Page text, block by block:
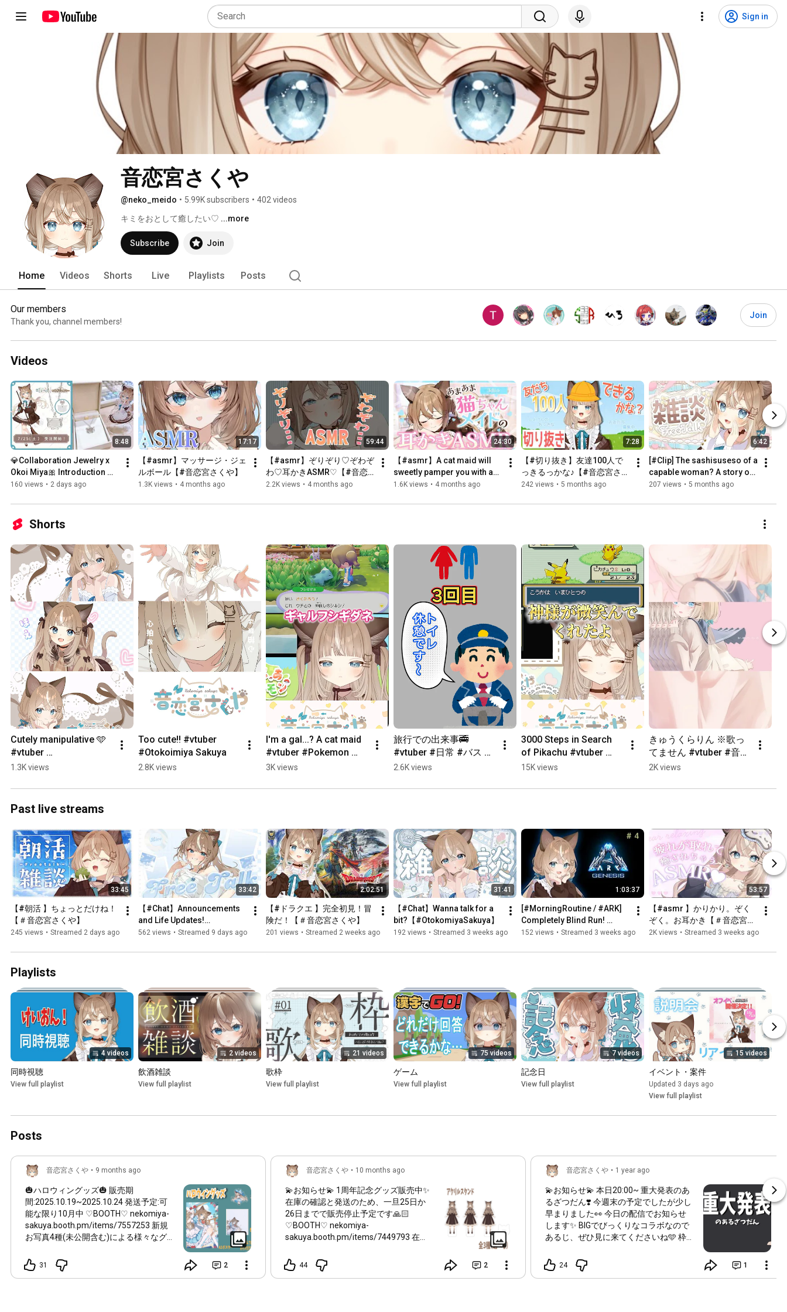
Sign in
音恋宮さくや
@neko_meido • 5.99K subscribers • 402 videos
キミをおとして癒したい♡ ...more
Subscribe Join
Home Videos Shorts Live Playlists Posts
Our members
Thank you, channel members!
Join
Videos
8:48
💎Collaboration Jewelry x
Okoi Miya🎀 Introduction
Video
160 views • 2 days ago
17:17
【#asmr】マッサージ・ジェ
ルボール【#音恋宮さくや】
1.3K views • 4 months ago
59:44
【#asmr】ぞりぞり♡ぞわぞ
わ♡耳かきASMR♡【#音恋
宮さくや】
2.2K views • 4 months ago
24:30
【#asmr】A cat maid will
sweetly pamper you with an
ear cleaning situation
1.6K views • 4 months ago
7:28
【#切り抜き】友達100人で
っきるっかな♪【#音恋宮さく
や】
242 views • 5 months ago
6:42
[#Clip] The sashisuseso of a
capable woman? A story of
a cat maid's unrequited
207 views • 5 months ago
Shorts
Cutely manipulative 🩵
#vtuber
#OtokomiyaSakuya
1.3K views
Too cute!! #vtuber
#Otokoimiya Sakuya
2.8K views
I'm a gal...? A cat maid
#vtuber #Pokemon
#Cutout
3K views
旅行での出来事🚎
#vtuber #日常 #バス #
音恋宮さくや
2.6K views
3000 Steps in Search
of Pikachu #vtuber
#pokemon
#pikachu #clip
15K views
きゅうくらりん ※歌っ
てません #vtuber #音恋
宮さくや
2K views
Past live streams
33:45
【#朝活 】ちょっとだけね！
【＃音恋宮さくや】
245 views • Streamed 2 days ago
33:42
【#Chat】Announcements
and Life Updates!
【#OtokomiyaSakuya】
562 views • Streamed 9 days ago
2:02:51
【#ドラクエ 】完全初見！冒
険だ！【＃音恋宮さくや】
201 views • Streamed 2 weeks ago
31:41
【#Chat】Wanna talk for a
bit?【#OtokomiyaSakuya】
192 views • Streamed 3 weeks ago
1:03:37
[#MorningRoutine / #ARK]
Completely Blind Run!
Aiming for the big island on
152 views • Streamed 3 weeks ago
53:57
【#asmr 】かりかり。ぞく
ぞく。お耳かき【＃音恋宮さ
くや】
2K views • Streamed 3 weeks ago
Playlists
4 videos
同時視聴
View full playlist
2 videos
飲酒雑談
View full playlist
21 videos
歌枠
View full playlist
75 videos
ゲーム
View full playlist
7 videos
記念日
View full playlist
15 videos
イベント・案件
Updated 3 days ago
View full playlist
Posts
音恋宮さくや • 9 months ago
🎃ハロウィングッズ🎃 販売期
間:2025.10.19~2025.10.24 発送予定:可
能な限り10月中 ♡BOOTH♡ nekomiya-
sakuya.booth.pm/items/7557253 新規
お写真4種(未公開含む)による様々なグ
に罵られるボイス付きブロマイドがある
とかないとか🤔 ぜひチェックしてくだ
31 2
音恋宮さくや • 10 months ago
💫お知らせ💫 1周年記念グッズ販売中✨️
在庫の確認と発送のため、一旦25日か
26日までで販売停止予定です🙏🏻
♡BOOTH♡ nekomiya-
sakuya.booth.pm/items/7449793 在
り1個のものもありますのでご注意くだ
さい❣️
44 2
音恋宮さくや • 1 year ago
💫お知らせ💫 本日20:00~ 重大発表のあ
るざつだん❣️ 今週末の予定でしたが少し
早まりました👀 今日の配信でお知らせ
します✨️ BIGでびっくりなコラボなので
あるじ、ぜひ見に来てくださいね🩵 枠
24 1